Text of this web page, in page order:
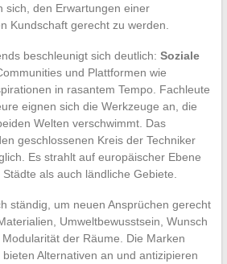
sich, den Erwartungen einer
Kundschaft gerecht zu werden.
beschleunigt sich deutlich: Soziale
und Plattformen wie
in rasantem Tempo. Fachleute
eignen sich die Werkzeuge an, die
Welten verschwimmt. Das
geschlossenen Kreis der Techniker
Es strahlt auf europäischer Ebene
als auch ländliche Gebiete.
ständig, um neuen Ansprüchen gerecht
Umweltbewusstsein, Wunsch
der Räume. Die Marken
Alternativen an und antizipieren